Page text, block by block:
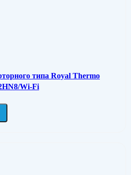
типа Royal Thermo
Wi-Fi